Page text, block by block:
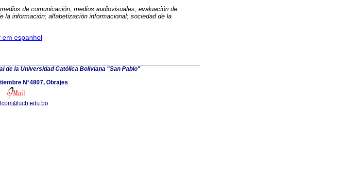
de comunicación; medios audiovisuales; evaluación de
la información; alfabetización informacional; sociedad de la
em espanhol
de la Universidad Católica Boliviana "San Pablo"
N°4807, Obrajes